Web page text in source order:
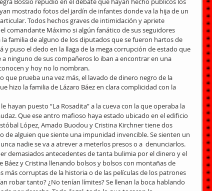
mostrado fotos del jardín de infantes donde va la hija de un
Todos hechos graves de intimidación y apriete
comandante Máximo si algún fanático de sus seguidores
familia de alguno de los diputados que se fueron hartos de
puso el dedo en la llaga de la mega corrupción de estado que
ninguno de sus compañeros lo iban a encontrar en una
y hoy no lo nombran.
que prueba una vez más, el lavado de dinero negro de la
hizo la familia de Lázaro Báez en clara complicidad con la
hayan puesto “La Rosadita” a la cueva con la que operaba la
Que ese antro mafioso haya estado ubicado en el edificio
López, Amado Buodou y Cristina Kirchner tiene dos
de alguien que siente una impunidad invencible. Se sienten un
nadie se va a atrever a meterlos presos o a  denunciarlos.
demasiados antecedentes de tanta bulimia por el dinero y el
Báez y Cristina llenando bolsos y bolsos con montañas de
más corruptas de la historia o de las películas de los patrones
robar tanto? ¿No tenían límites? Se llenan la boca hablando